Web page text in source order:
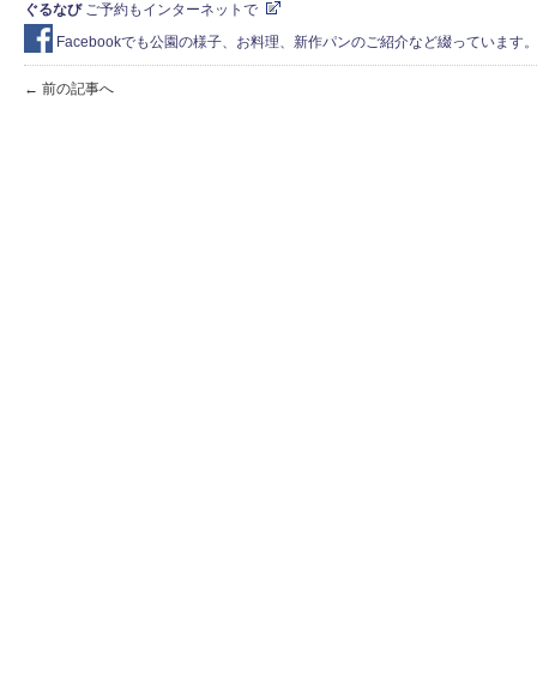
ぐるなびご予約もインターネットで
Facebookでも公園の様子、お料理、新作パンのご紹介など綴っています
← 前の記事へ